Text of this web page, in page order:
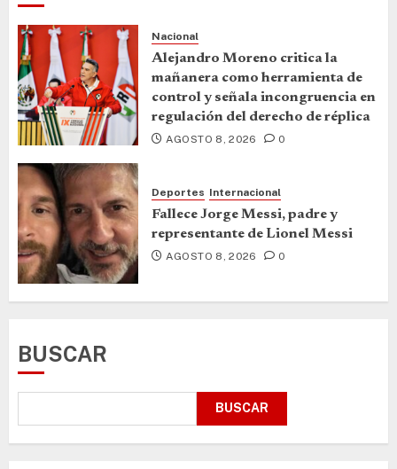
Nacional
Alejandro Moreno critica la
mañanera como herramienta de
control y señala incongruencia en
regulación del derecho de réplica
AGOSTO 8, 2026 0
Deportes Internacional
Fallece Jorge Messi, padre y
representante de Lionel Messi
AGOSTO 8, 2026 0
BUSCAR
BUSCAR